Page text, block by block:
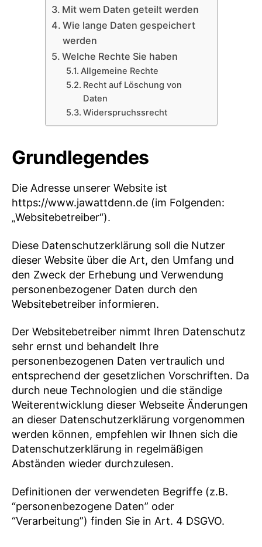
Mit wem Daten geteilt werden
Wie lange Daten gespeichert
werden
Welche Rechte Sie haben
Allgemeine Rechte
Recht auf Löschung von
Daten
Widerspruchssrecht
Grundlegendes
Die Adresse unserer Website ist
https://www.jawattdenn.de (im Folgenden:
„Websitebetreiber“).
Diese Datenschutzerklärung soll die Nutzer
dieser Website über die Art, den Umfang und
den Zweck der Erhebung und Verwendung
personenbezogener Daten durch den
Websitebetreiber informieren.
Der Websitebetreiber nimmt Ihren Datenschutz
sehr ernst und behandelt Ihre
personenbezogenen Daten vertraulich und
entsprechend der gesetzlichen Vorschriften. Da
durch neue Technologien und die ständige
Weiterentwicklung dieser Webseite Änderungen
an dieser Datenschutzerklärung vorgenommen
werden können, empfehlen wir Ihnen sich die
Datenschutzerklärung in regelmäßigen
Abständen wieder durchzulesen.
Definitionen der verwendeten Begriffe (z.B.
“personenbezogene Daten” oder
“Verarbeitung”) finden Sie in Art. 4 DSGVO.